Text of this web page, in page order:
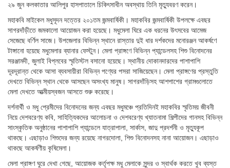
২৯ জুন কলকাতার আলিপুর হাসপাতালে চিকিৎসাধীন অবস্থায় তিনি মৃত্যুবরণ করেন।
মহাকবি মাইকেল মধুসূদন দত্তের ২০১তম জন্মবার্ষিকী। মহাকবির জন্মবার্ষিকী উপলক্ষে এবছর
সাগরদাঁড়ীতে জমকালো আয়োজন করা হয়েছে। মধুমেলা ঘিরে এক ধরনের উৎসবের আমেজ
সেজেছে বর্ণিল সাজে। উপজেলার বিভিন্ন স্থানে রাস্তার দুই ধার দর্শকদের মনোরঞ্জন আকর্ষণে
টাঙ্গানো হয়েছে মধুমেলার ব্যানার ফেস্টুন। মেলা প্রাঙ্গণে বিভিন্ন প্যান্ডেলসহ শিশু বিনোদনের
সরঞ্জামদী, জুলাই বিপ্লবের স্মৃতিস্টল বসানো হয়েছে। স্থানীয় দোকানদারদের পাশাপাশি
দূরদূরান্ত থেকে আসা ব্যবসায়ীরা বিভিন্ন পণ্যের পসরা সাজিয়েছেন। মেলা প্রাঙ্গণের প্রস্তুতি
দেখতে বিভিন্ন স্থান থেকে আসছেন অসংখ্য মানুষ। সাগরদাঁড়িসহ আশপাশের গ্রামগুলোতে
মেলা দেখতে আত্মীয়স্বজন আসতে শুরু করেছে।
দর্শনার্থী ও মধু প্রেমীদের বিনোদনের জন্য এবছর মধুমঞ্চে প্রতিদিনই মহাকবির স্মৃতিময় জীবনী
নিয়ে দেশবরেণ্য কবি, সাহিত্যিকদের আলোচনা ও দেশবরেণ্য খ্যাতনামা শিল্পীদের গানসহ বিভিন্ন
সাংস্কৃতিক অনুষ্ঠানের পাশাপাশি প্যান্ডেলে যাত্রাপালা, সার্কাস, জাদু প্রদর্শনী ও মৃত্যুকূপ
থাকছে। এছাড়াও শিশুদের জন্য রয়েছে নাগরদোলা, শিশু বিনোদনসহ নানা আয়োজন। এছাড়াও
থাকছে আকর্ষণীয় কৃষিমেলা।
মেলা প্রাঙ্গণ ঘুরে দেখা গেছে, আয়োজক কর্তৃপক্ষ মধু মেলাকে সুন্দর ও স্বার্থক করতে খুব ব্যস্ত